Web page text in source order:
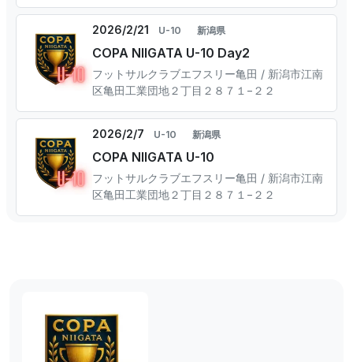
2026/2/21 U-10 新潟県
COPA NIIGATA U-10 Day2
フットサルクラブエフスリー亀田 / 新潟市江南
区亀田工業団地２丁目２８７１−２２
2026/2/7 U-10 新潟県
COPA NIIGATA U-10
フットサルクラブエフスリー亀田 / 新潟市江南
区亀田工業団地２丁目２８７１−２２